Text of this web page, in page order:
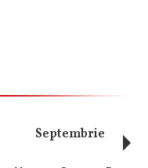
Septembrie